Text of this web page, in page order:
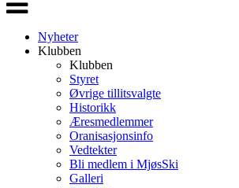
navigasjon
Nyheter
Klubben
Klubben
Styret
Øvrige tillitsvalgte
Historikk
Æresmedlemmer
Oranisasjonsinfo
Vedtekter
Bli medlem i MjøsSki
Galleri